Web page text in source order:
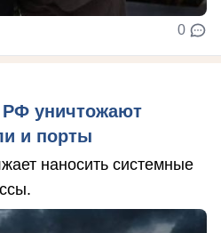
0
уничтожают
и порты
наносить системные